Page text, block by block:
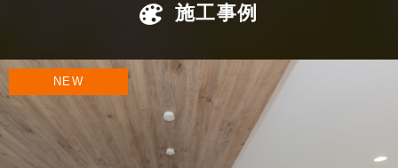
施工事例
NEW